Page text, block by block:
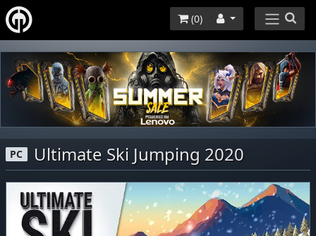
(0)
PC Ultimate Ski Jumping 2020